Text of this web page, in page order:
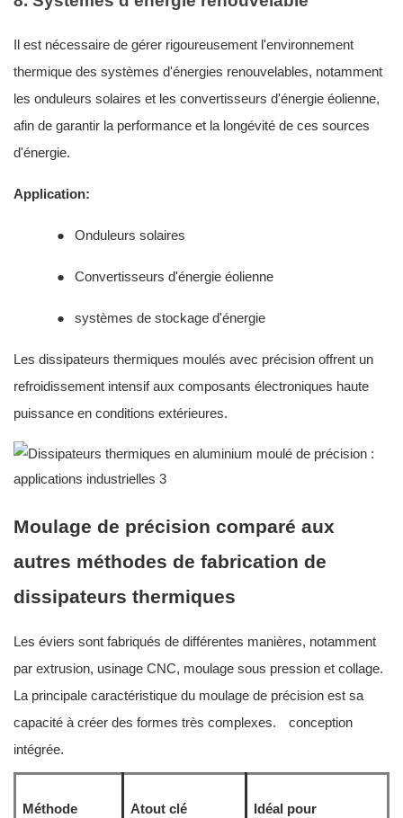
Il est nécessaire de gérer rigoureusement l'environnement
thermique des systèmes d'énergies renouvelables, notamment
les onduleurs solaires et les convertisseurs d'énergie éolienne,
afin de garantir la performance et la longévité de ces sources
d'énergie.
Application:
● Onduleurs solaires
● Convertisseurs d'énergie éolienne
● systèmes de stockage d'énergie
Les dissipateurs thermiques moulés avec précision offrent un
refroidissement intensif aux composants électroniques haute
puissance en conditions extérieures.
Moulage de précision comparé aux
autres méthodes de fabrication de
dissipateurs thermiques
Les éviers sont fabriqués de différentes manières, notamment
par extrusion, usinage CNC, moulage sous pression et collage.
La principale caractéristique du moulage de précision est sa
capacité à créer des formes très complexes.
conception
intégrée.
Méthode Atout clé Idéal pour